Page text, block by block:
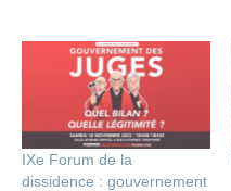
IXe Forum de la
dissidence : gouvernement